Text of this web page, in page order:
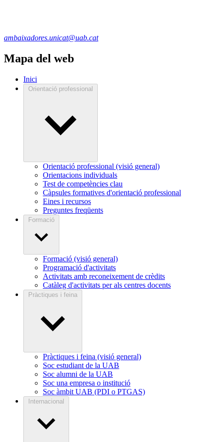
ambaixadores.unicat@uab.cat
Mapa del web
Inici
Orientació professional
Orientació professional (visió general)
Orientacions individuals
Test de competències clau
Càpsules formatives d'orientació professional
Eines i recursos
Preguntes freqüents
Formació
Formació (visió general)
Programació d'activitats
Activitats amb reconeixement de crèdits
Catàleg d'activitats per als centres docents
Pràctiques i feina
Pràctiques i feina (visió general)
Soc estudiant de la UAB
Soc alumni de la UAB
Soc una empresa o institució
Soc àmbit UAB (PDI o PTGAS)
Internacional